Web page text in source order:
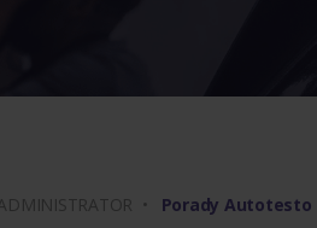
• Porady Autotesto